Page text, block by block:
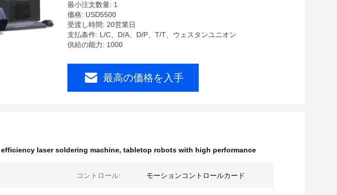
最小注文数量: 1
価格: USD5500
受渡し時間: 20営業日
支払条件: L/C、D/A、D/P、T/T、ウェスタンユニオン
供給の能力: 1000
最高の価格を入手
laser soldering machine, tabletop robots with high performance
コントロール: モーションコントロールカード